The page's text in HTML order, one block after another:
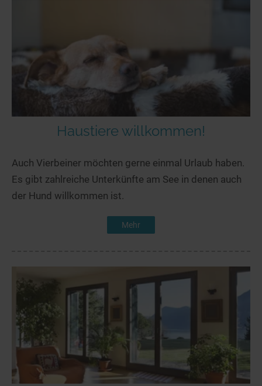
Haustiere willkommen!
Auch Vierbeiner möchten gerne einmal Urlaub haben.
Es gibt zahlreiche Unterkünfte am See in denen auch
der Hund willkommen ist.
Mehr